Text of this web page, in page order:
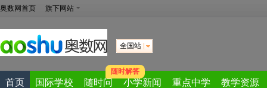
奥数网首页 旗下网站
全国站
首页 国际学校 随时问
随时解答
小学新闻 重点中学 教学资源